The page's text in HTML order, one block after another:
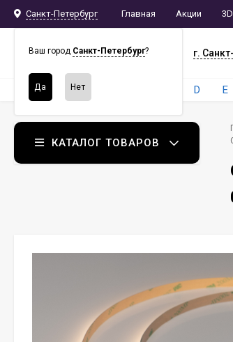
Санкт-Петербург
Ваш город Санкт-Петербург?
Главная Акции
СПБСНАБ г.
Бренды: 4 D E
КАТАЛОГ ТОВАРОВ